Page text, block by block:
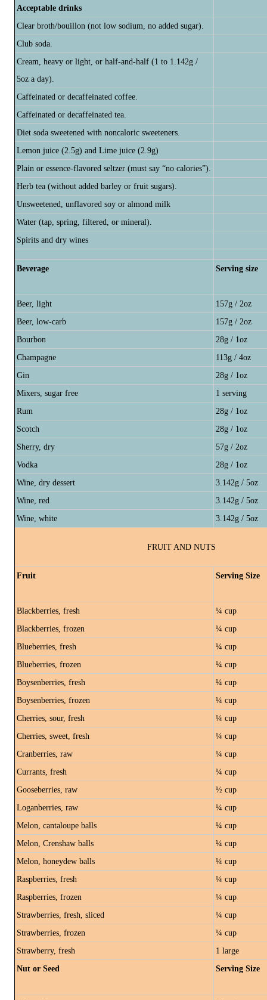
Acceptable drinks
Clear broth/bouillon (not low sodium, no added sugar).
Club soda.
Cream, heavy or light, or half-and-half (1 to 1.142g /
5oz a day).
Caffeinated or decaffeinated coffee.
Caffeinated or decaffeinated tea.
Diet soda sweetened with noncaloric sweeteners.
Lemon juice (2.5g) and Lime juice (2.9g)
Plain or essence-flavored seltzer (must say “no calories”).
Herb tea (without added barley or fruit sugars).
Unsweetened, unflavored soy or almond milk
Water (tap, spring, filtered, or mineral).
Spirits and dry wines
Beverage Serving size
Beer, light
157g / 2oz
Beer, low-carb
157g / 2oz
Bourbon
28g / 1oz
Champagne
113g / 4oz
Gin
28g / 1oz
Mixers, sugar free
1 serving
Rum
28g / 1oz
Scotch
28g / 1oz
Sherry, dry
57g / 2oz
Vodka
28g / 1oz
Wine, dry dessert
3.142g / 5oz
Wine, red
3.142g / 5oz
Wine, white
3.142g / 5oz
FRUIT AND NUTS
Fruit Serving Size
Blackberries, fresh
¼ cup
Blackberries, frozen
¼ cup
Blueberries, fresh
¼ cup
Blueberries, frozen
¼ cup
Boysenberries, fresh
¼ cup
Boysenberries, frozen
¼ cup
Cherries, sour, fresh
¼ cup
Cherries, sweet, fresh
¼ cup
Cranberries, raw
¼ cup
Currants, fresh
¼ cup
Gooseberries, raw
½ cup
Loganberries, raw
¼ cup
Melon, cantaloupe balls
¼ cup
Melon, Crenshaw balls
¼ cup
Melon, honeydew balls
¼ cup
Raspberries, fresh
¼ cup
Raspberries, frozen
¼ cup
Strawberries, fresh, sliced
¼ cup
Strawberries, frozen
¼ cup
Strawberry, fresh
1 large
Nut or Seed
Serving Size